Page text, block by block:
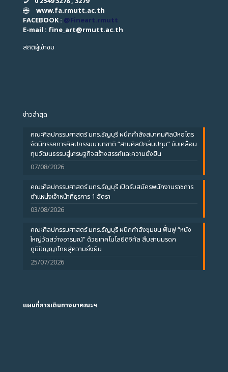
www.fa.rmutt.ac.th
FACEBOOK : @Fineart.rmutt
E-mail : fine_art@rmutt.ac.th
สถิติผู้เข้าชม
ข่าวล่าสุด
คณะศิลปกรรมศาสตร์ มทร.ธัญบุรี ผนึกกำลังสมาคมศิลป์หอไตร
จัดนิทรรศการศิลปกรรมนานาชาติ “สานศิลป์กลิ่นปทุม” ขับเคลื่อน
ทุนวัฒนธรรมสู่เศรษฐกิจสร้างสรรค์และความยั่งยืน
07/08/2026
คณะศิลปกรรมศาสตร์ มทร.ธัญบุรี เปิดรับสมัครพนักงานราชการ
ตำแหน่งเจ้าหน้าที่ธุรการ 1 อัตรา
03/08/2026
คณะศิลปกรรมศาสตร์ มทร.ธัญบุรี ผนึกกำลังชุมชน ฟื้นฟู “หนัง
ใหญ่วัดสว่างอารมณ์” ด้วยเทคโนโลยีดิจิทัล สืบสานมรดก
ภูมิปัญญาไทยสู่ความยั่งยืน
25/07/2026
แผนที่การเดินทางมาคณะฯ